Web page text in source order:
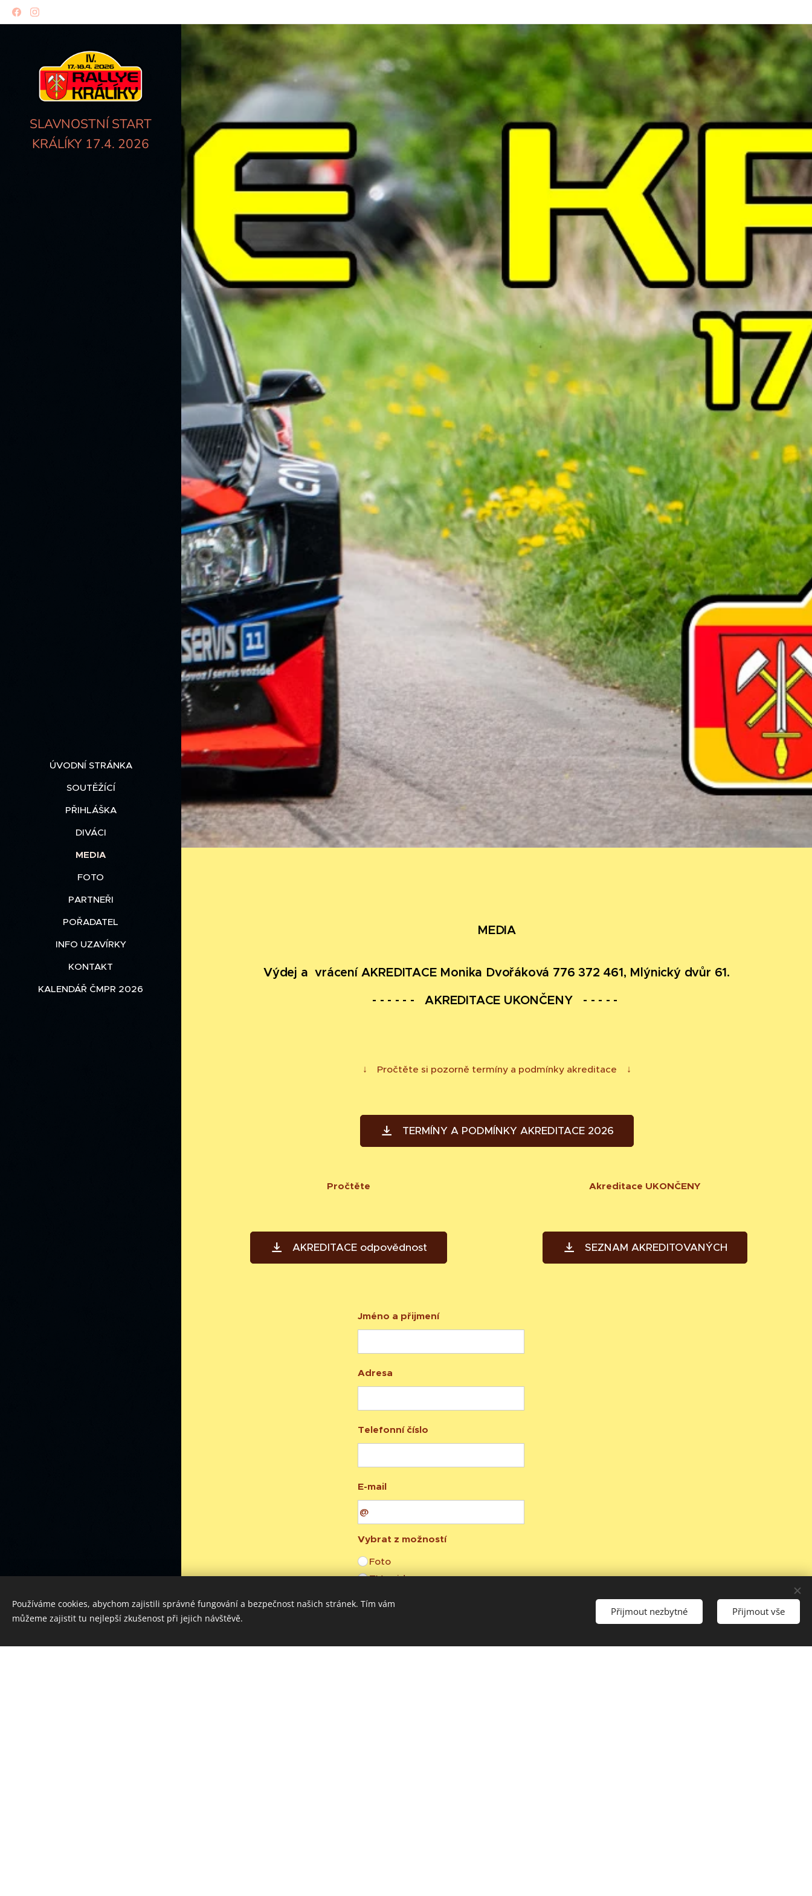
SLAVNOSTNÍ START
KRÁLÍKY 17.4. 2026
ÚVODNÍ STRÁNKA
SOUTĚŽÍCÍ
PŘIHLÁŠKA
DIVÁCI
MEDIA
FOTO
PARTNEŘI
POŘADATEL
INFO UZAVÍRKY
KONTAKT
KALENDÁŘ ČMPR 2026
MEDIA
Výdej a vrácení AKREDITACE Monika Dvořáková 776 372 461, Mlýnický dvůr 61.
- - - - - - AKREDITACE UKONČENY - - - - -
↓ Pročtěte si pozorně termíny a podmínky akreditace ↓
TERMÍNY A PODMÍNKY AKREDITACE 2026
Pročtěte
AKREDITACE odpovědnost
Akreditace UKONČENY
SEZNAM AKREDITOVANÝCH
Jméno a přijmení
Adresa
Telefonní číslo
E-mail
Vybrat z možností
Foto
TV - video
Vytvořeno službou
Webnode
Používáme cookies, abychom zajistili správné fungování a bezpečnost našich stránek. Tím vám
můžeme zajistit tu nejlepší zkušenost při jejich návštěvě.
Přijmout nezbytné Přijmout vše